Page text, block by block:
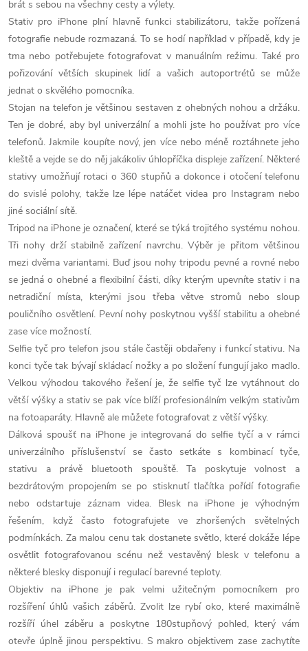
c
í
p
r
v
k
y
v
ý
p
i
s
u
brát s sebou na všechny cesty a výlety.
Stativ pro iPhone plní hlavně funkci stabilizátoru, takže pořízená
fotografie nebude rozmazaná. To se hodí například v případě, kdy je
tma nebo potřebujete fotografovat v manuálním režimu. Také pro
pořizování větších skupinek lidí a vašich autoportrétů se může
jednat o skvělého pomocníka.
Stojan na telefon je většinou sestaven z ohebných nohou a držáku.
Ten je dobré, aby byl univerzální a mohli jste ho používat pro více
telefonů. Jakmile koupíte nový, jen více nebo méně roztáhnete jeho
kleště a vejde se do něj jakákoliv úhlopříčka displeje zařízení. Některé
stativy umožňují rotaci o 360 stupňů a dokonce i otočení telefonu
do svislé polohy, takže lze lépe natáčet videa pro Instagram nebo
jiné sociální sítě.
Tripod na iPhone je označení, které se týká trojitého systému nohou.
Tři nohy drží stabilně zařízení navrchu. Výběr je přitom většinou
mezi dvěma variantami. Buď jsou nohy tripodu pevné a rovné nebo
se jedná o ohebné a flexibilní části, díky kterým upevníte stativ i na
netradiční místa, kterými jsou třeba větve stromů nebo sloup
pouličního osvětlení. Pevní nohy poskytnou vyšší stabilitu a ohebné
zase více možností.
Selfie tyč pro telefon jsou stále častěji obdařeny i funkcí stativu. Na
konci tyče tak bývají skládací nožky a po složení fungují jako madlo.
Velkou výhodou takového řešení je, že selfie tyč lze vytáhnout do
větší výšky a stativ se pak více blíží profesionálním velkým stativům
na fotoaparáty. Hlavně ale můžete fotografovat z větší výšky.
Dálková spoušť na iPhone je integrovaná do selfie tyčí a v rámci
univerzálního příslušenství se často setkáte s kombinací tyče,
stativu a právě bluetooth spouště. Ta poskytuje volnost a
bezdrátovým propojením se po stisknutí tlačítka pořídí fotografie
nebo odstartuje záznam videa. Blesk na iPhone je výhodným
řešením, když často fotografujete ve zhoršených světelných
podmínkách. Za malou cenu tak dostanete světlo, které dokáže lépe
osvětlit fotografovanou scénu než vestavěný blesk v telefonu a
některé blesky disponují i regulací barevné teploty.
Objektiv na iPhone je pak velmi užitečným pomocníkem pro
rozšíření úhlů vašich záběrů. Zvolit lze rybí oko, které maximálně
rozšíří úhel záběru a poskytne 180stupňový pohled, který vám
otevře úplně jinou perspektivu. S makro objektivem zase zachytíte